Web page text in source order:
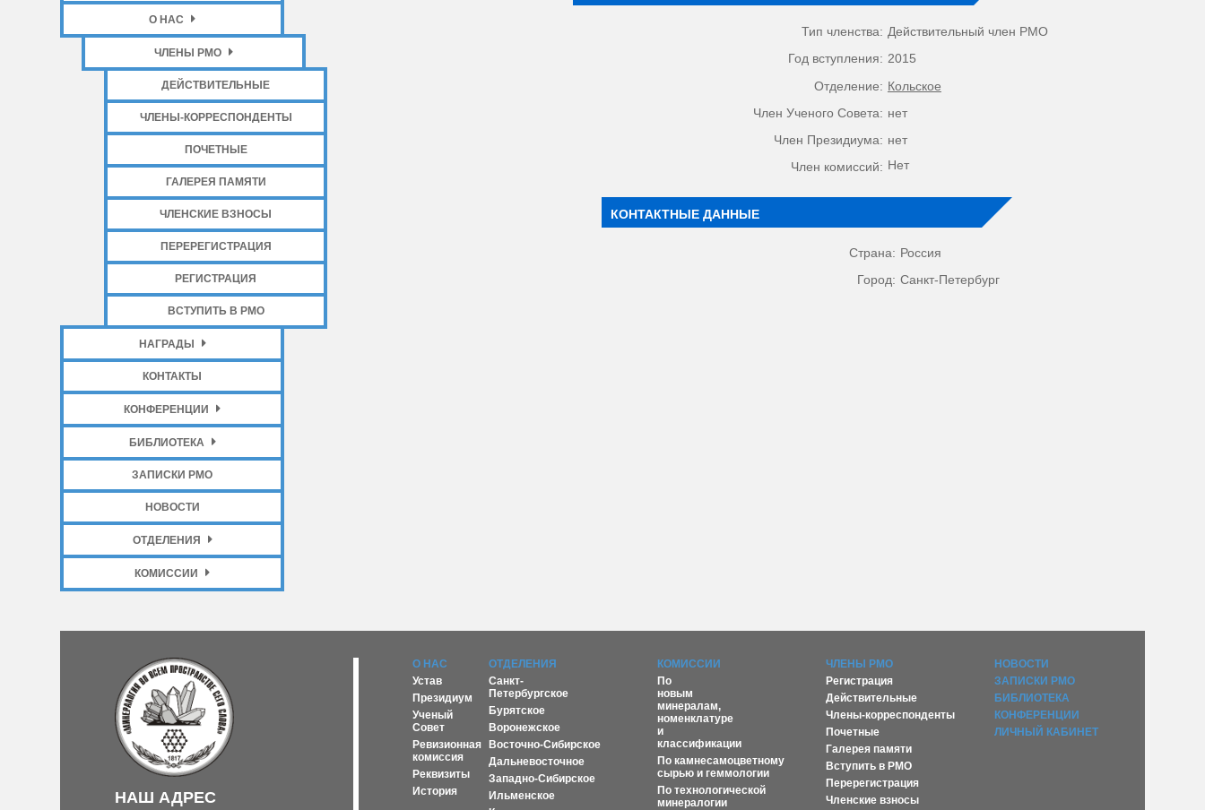
О НАС
ЧЛЕНЫ РМО
ДЕЙСТВИТЕЛЬНЫЕ
ЧЛЕНЫ-КОРРЕСПОНДЕНТЫ
ПОЧЕТНЫЕ
ГАЛЕРЕЯ ПАМЯТИ
ЧЛЕНСКИЕ ВЗНОСЫ
ПЕРЕРЕГИСТРАЦИЯ
РЕГИСТРАЦИЯ
ВСТУПИТЬ В РМО
НАГРАДЫ
КОНТАКТЫ
КОНФЕРЕНЦИИ
БИБЛИОТЕКА
ЗАПИСКИ РМО
НОВОСТИ
ОТДЕЛЕНИЯ
КОМИССИИ
Тип членства: Действительный член РМО
Год вступления: 2015
Отделение: Кольское
Член Ученого Совета: нет
Член Президиума: нет
Член комиссий: Нет
КОНТАКТНЫЕ ДАННЫЕ
Страна: Россия
Город: Санкт-Петербург
НАШ АДРЕС
О НАС
Устав
Президиум
Ученый
Совет
Ревизионная
комиссия
Реквизиты
История
ОТДЕЛЕНИЯ
Санкт-
Петербургское
Бурятское
Воронежское
Восточно-Сибирское
Дальневосточное
Западно-Сибирское
Ильменское
КОМИССИИ
По
новым
минералам,
номенклатуре
и
классификации
По камнесамоцветному
сырью и геммологии
По технологической
минералогии
ЧЛЕНЫ РМО
Регистрация
Действительные
Члены-корреспонденты
Почетные
Галерея памяти
Вступить в РМО
Перерегистрация
Членские взносы
НОВОСТИ
ЗАПИСКИ РМО
БИБЛИОТЕКА
КОНФЕРЕНЦИИ
ЛИЧНЫЙ КАБИНЕТ